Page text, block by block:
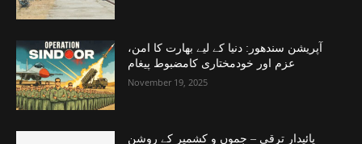
آپریشن سندھور: دنیا کے لیے بھارت کا امن،
عزم اور خودمختاری کامضبوط پیغام
November 19, 2025
پائیدار ترقی – جموں و کشمیر کے روشن